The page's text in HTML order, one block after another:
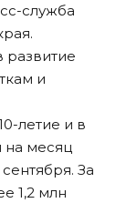
служба
и
летие и в
на месяц
За
1,2 млн